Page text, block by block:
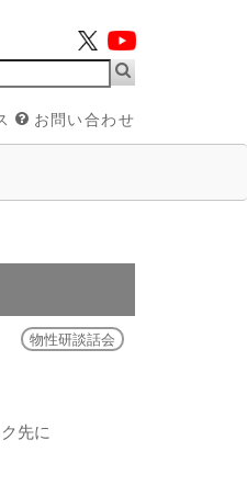
お問い合わせ
物性研談話会
先に